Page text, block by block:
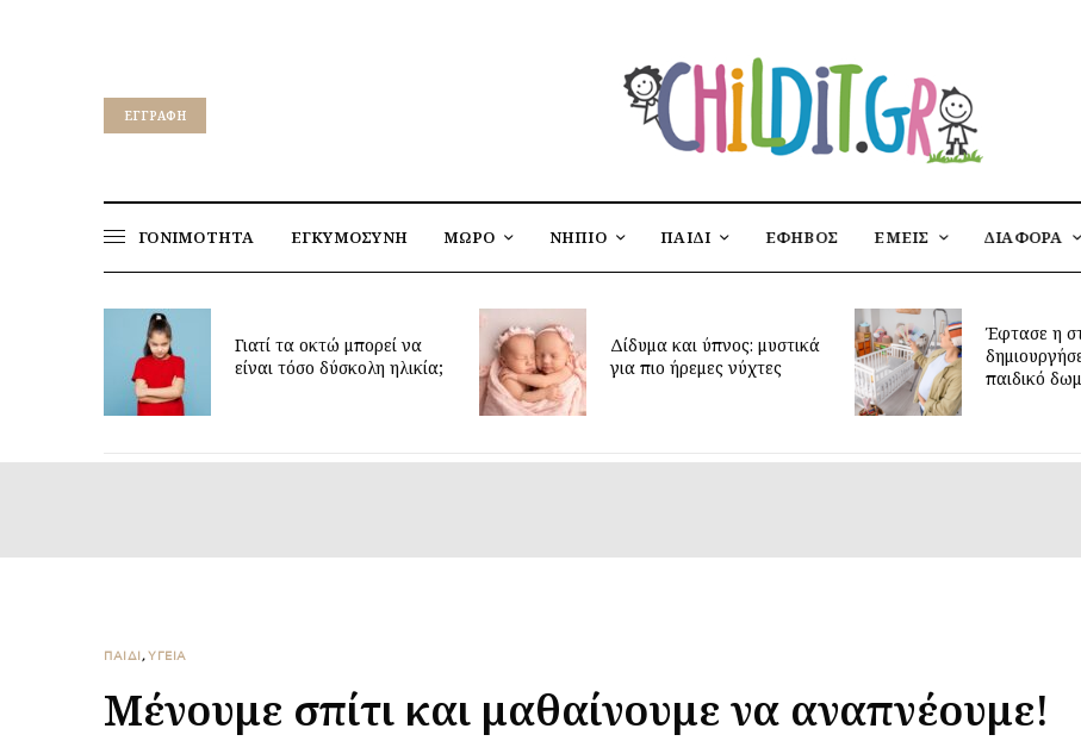
EΓΓΡΑΦΉ
ΓΟΝΙΜΟΤΗΤΑ ΕΓΚΥΜΟΣΥΝΗ ΜΩΡΟ ΝΗΠΙΟ ΠΑΙΔΙ ΕΦΗΒΟΣ ΕΜΕΙΣ ΔΙΑΦΟΡΑ
Γιατί τα οκτώ μπορεί να
είναι τόσο δύσκολη ηλικία;
Δίδυμα και ύπνος: μυστικά
για πιο ήρεμες νύχτες
Έφτασε η στιγμή να
δημιουργήσεις το ιδανικό
παιδικό δωμάτιο;
ΠΑΙΔΙ,ΥΓΕΙΑ
Μένουμε σπίτι και μαθαίνουμε να αναπνέουμε!